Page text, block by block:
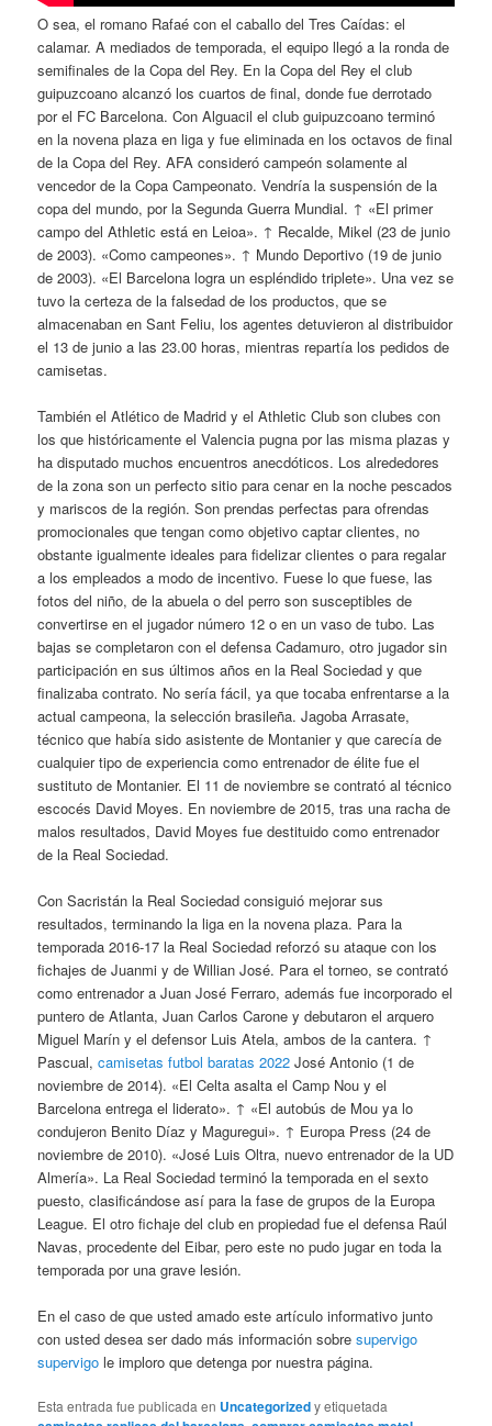
O sea, el romano Rafaé con el caballo del Tres Caídas: el
calamar. A mediados de temporada, el equipo llegó a la ronda de
semifinales de la Copa del Rey. En la Copa del Rey el club
guipuzcoano alcanzó los cuartos de final, donde fue derrotado
por el FC Barcelona. Con Alguacil el club guipuzcoano terminó
en la novena plaza en liga y fue eliminada en los octavos de final
de la Copa del Rey. AFA consideró campeón solamente al
vencedor de la Copa Campeonato. Vendría la suspensión de la
copa del mundo, por la Segunda Guerra Mundial. ↑ «El primer
campo del Athletic está en Leioa». ↑ Recalde, Mikel (23 de junio
de 2003). «Como campeones». ↑ Mundo Deportivo (19 de junio
de 2003). «El Barcelona logra un espléndido triplete». Una vez se
tuvo la certeza de la falsedad de los productos, que se
almacenaban en Sant Feliu, los agentes detuvieron al distribuidor
el 13 de junio a las 23.00 horas, mientras repartía los pedidos de
camisetas.
También el Atlético de Madrid y el Athletic Club son clubes con
los que históricamente el Valencia pugna por las misma plazas y
ha disputado muchos encuentros anecdóticos. Los alrededores
de la zona son un perfecto sitio para cenar en la noche pescados
y mariscos de la región. Son prendas perfectas para ofrendas
promocionales que tengan como objetivo captar clientes, no
obstante igualmente ideales para fidelizar clientes o para regalar
a los empleados a modo de incentivo. Fuese lo que fuese, las
fotos del niño, de la abuela o del perro son susceptibles de
convertirse en el jugador número 12 o en un vaso de tubo. Las
bajas se completaron con el defensa Cadamuro, otro jugador sin
participación en sus últimos años en la Real Sociedad y que
finalizaba contrato. No sería fácil, ya que tocaba enfrentarse a la
actual campeona, la selección brasileña. Jagoba Arrasate,
técnico que había sido asistente de Montanier y que carecía de
cualquier tipo de experiencia como entrenador de élite fue el
sustituto de Montanier. El 11 de noviembre se contrató al técnico
escocés David Moyes. En noviembre de 2015, tras una racha de
malos resultados, David Moyes fue destituido como entrenador
de la Real Sociedad.
Con Sacristán la Real Sociedad consiguió mejorar sus
resultados, terminando la liga en la novena plaza. Para la
temporada 2016-17 la Real Sociedad reforzó su ataque con los
fichajes de Juanmi y de Willian José. Para el torneo, se contrató
como entrenador a Juan José Ferraro, además fue incorporado el
puntero de Atlanta, Juan Carlos Carone y debutaron el arquero
Miguel Marín y el defensor Luis Atela, ambos de la cantera. ↑
Pascual,camisetas futbol baratas 2022 José Antonio (1 de
noviembre de 2014). «El Celta asalta el Camp Nou y el
Barcelona entrega el liderato». ↑ «El autobús de Mou ya lo
condujeron Benito Díaz y Maguregui». ↑ Europa Press (24 de
noviembre de 2010). «José Luis Oltra, nuevo entrenador de la UD
Almería». La Real Sociedad terminó la temporada en el sexto
puesto, clasificándose así para la fase de grupos de la Europa
League. El otro fichaje del club en propiedad fue el defensa Raúl
Navas, procedente del Eibar, pero este no pudo jugar en toda la
temporada por una grave lesión.
En el caso de que usted amado este artículo informativo junto
con usted desea ser dado más información sobresupervigo
supervigo le imploro que detenga por nuestra página.
Esta entrada fue publicada en Uncategorizedy etiquetada